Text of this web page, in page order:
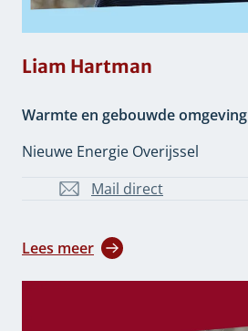
Liam Hartman
Warmte en gebouwde omgeving
Nieuwe Energie Overijssel
Mail direct
L.Hartman@overijssel.nl
Lees meer